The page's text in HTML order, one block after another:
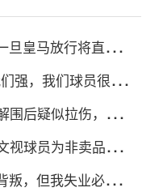
皇马放行将直接加
强，我们球员很棒
后疑似拉伤，被换
球员为非卖品，除
，但我失业必须寻